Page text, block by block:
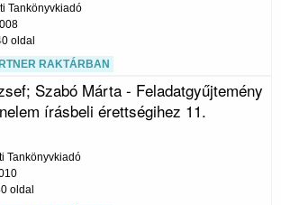
Tankönyvkiadó
oldal
RAKTÁRBAN
Szabó Márta - Feladatgyűjtemény
írásbeli érettségihez 11.
Tankönyvkiadó
oldal